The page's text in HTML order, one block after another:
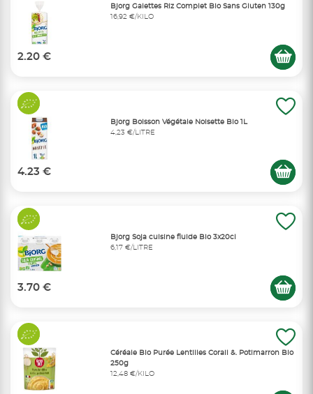
Bjorg Galettes Riz Complet Bio Sans Gluten 130g
16,92 €/KILO
2.20 €
Bjorg Boisson Végétale Noisette Bio 1L
4,23 €/LITRE
4.23 €
Bjorg Soja cuisine fluide Bio 3x20cl
6,17 €/LITRE
3.70 €
Céréale Bio Purée Lentilles Corail &. Potimarron Bio
250g
12,48 €/KILO